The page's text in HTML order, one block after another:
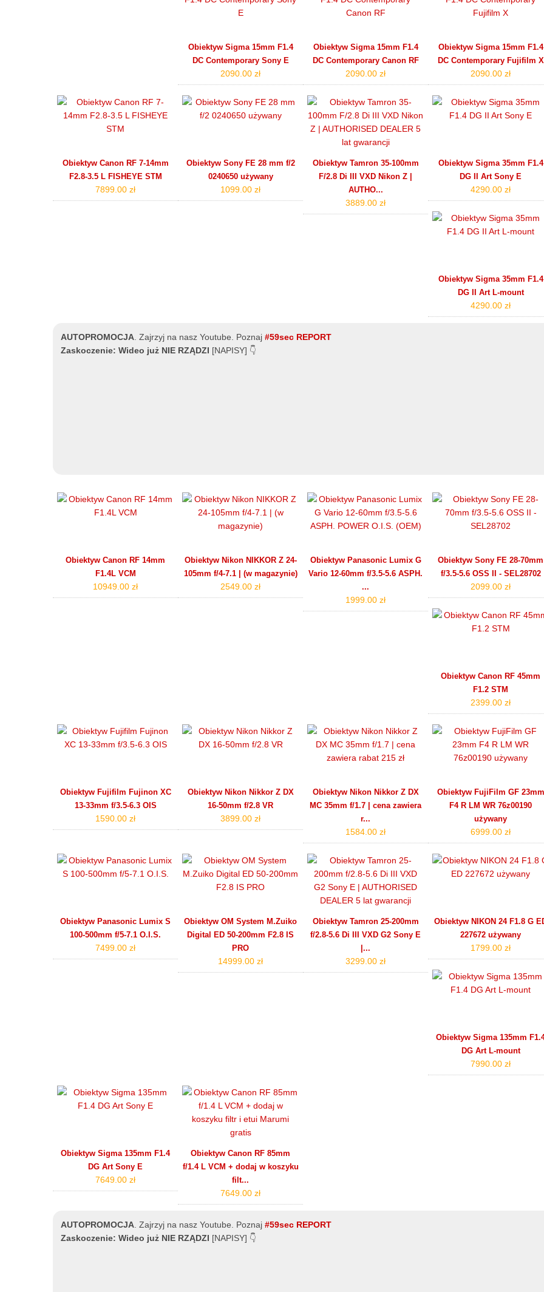
Obiektyw Sigma 15mm F1.4
DC Contemporary Sony E
2090.00 zł
Obiektyw Sigma 15mm F1.4
DC Contemporary Canon RF
2090.00 zł
Obiektyw Sigma 15mm F1.4
DC Contemporary Fujifilm X
2090.00 zł
Obiektyw Canon RF 7-14mm
F2.8-3.5 L FISHEYE STM
7899.00 zł
Obiektyw Sony FE 28 mm f/2
0240650 używany
1099.00 zł
Obiektyw Tamron 35-100mm
F/2.8 Di III VXD Nikon Z |
AUTHO...
3889.00 zł
Obiektyw Sigma 35mm F1.4
DG II Art Sony E
4290.00 zł
Obiektyw Sigma 35mm F1.4
DG II Art L-mount
4290.00 zł
AUTOPROMOCJA.Zajrzyj na nasz Youtube. Poznaj#59sec REPORT
Zaskoczenie: Wideo już NIE RZĄDZI
[NAPISY] 👇
Obiektyw Canon RF 14mm
F1.4L VCM
10949.00 zł
Obiektyw Nikon NIKKOR Z 24-
105mm f/4‑7.1 | (w magazynie)
2549.00 zł
Obiektyw Panasonic Lumix G
Vario 12-60mm f/3.5-5.6 ASPH.
...
1999.00 zł
Obiektyw Sony FE 28-70mm
f/3.5-5.6 OSS II - SEL28702
2099.00 zł
Obiektyw Canon RF 45mm
F1.2 STM
2399.00 zł
Obiektyw Fujifilm Fujinon XC
13-33mm f/3.5-6.3 OIS
1590.00 zł
Obiektyw Nikon Nikkor Z DX
16-50mm f/2.8 VR
3899.00 zł
Obiektyw Nikon Nikkor Z DX
MC 35mm f/1.7 | cena zawiera
r...
1584.00 zł
Obiektyw FujiFilm GF 23mm
F4 R LM WR 76z00190
używany
6999.00 zł
Obiektyw Panasonic Lumix S
100-500mm f/5-7.1 O.I.S.
7499.00 zł
Obiektyw OM System M.Zuiko
Digital ED 50-200mm F2.8 IS
PRO
14999.00 zł
Obiektyw Tamron 25-200mm
f/2.8-5.6 Di III VXD G2 Sony E
|...
3299.00 zł
Obiektyw NIKON 24 F1.8 G
227672 używany
1799.00 zł
Obiektyw Sigma 135mm
DG Art L-mount
7990.00 zł
Obiektyw Sigma 135mm F1.4
DG Art Sony E
7649.00 zł
Obiektyw Canon RF 85mm
f/1.4 L VCM + dodaj w koszyku
filt...
7649.00 zł
AUTOPROMOCJA .Zajrzyj na nasz Youtube. Poznaj#59sec REPORT
Zaskoczenie: Wideo już NIE RZĄDZI
[NAPISY] 👇